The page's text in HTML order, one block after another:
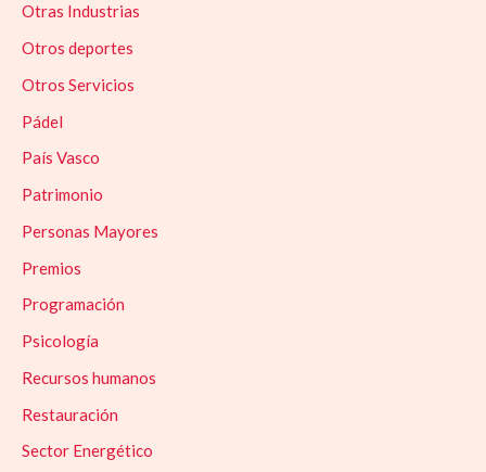
Otras Industrias
Otros deportes
Otros Servicios
Pádel
País Vasco
Patrimonio
Personas Mayores
Premios
Programación
Psicología
Recursos humanos
Restauración
Sector Energético